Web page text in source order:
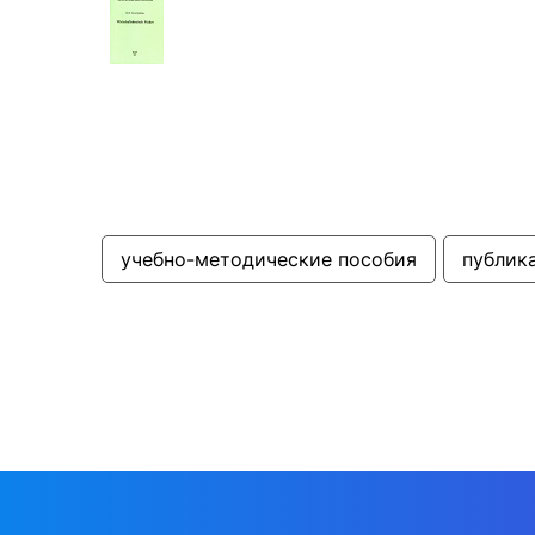
учебно-методические пособия